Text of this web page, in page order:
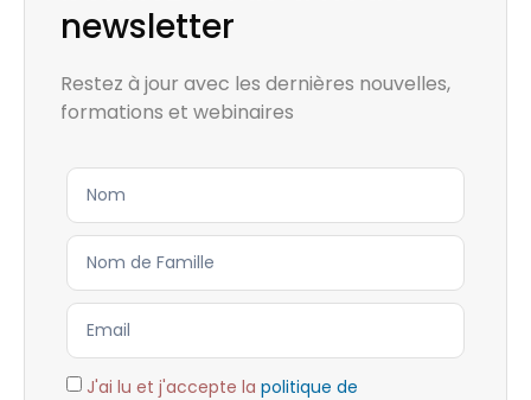
newsletter
Restez à jour avec les dernières nouvelles,
formations et webinaires
J'ai lu et j'accepte la politique de